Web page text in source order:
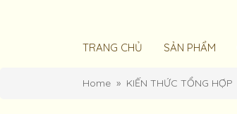
TRANG CHỦ SẢN PHẨM
Home KIẾN THỨC TỔNG HỢP